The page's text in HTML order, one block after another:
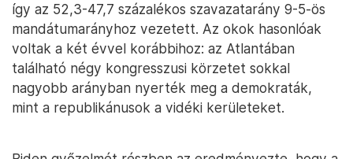
így az 52,3-47,7 százalékos szavazatarány 9-5-ös
mandátumarányhoz vezetett. Az okok hasonlóak
voltak a két évvel korábbihoz: az Atlantában
található négy kongresszusi körzetet sokkal
nagyobb arányban nyerték meg a demokraták,
mint a republikánusok a vidéki kerületeket.